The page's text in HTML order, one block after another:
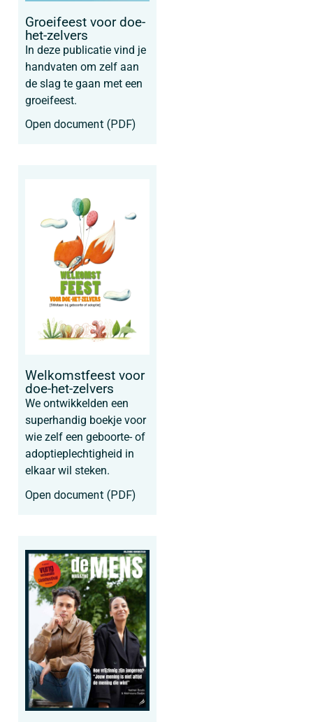
Groeifeest voor doe-
het-zelvers
In deze publicatie vind je
handvaten om zelf aan
de slag te gaan met een
groeifeest.
Open document (PDF)
Welkomstfeest voor
doe-het-zelvers
We ontwikkelden een
superhandig boekje voor
wie zelf een geboorte- of
adoptieplechtigheid in
elkaar wil steken.
Open document (PDF)